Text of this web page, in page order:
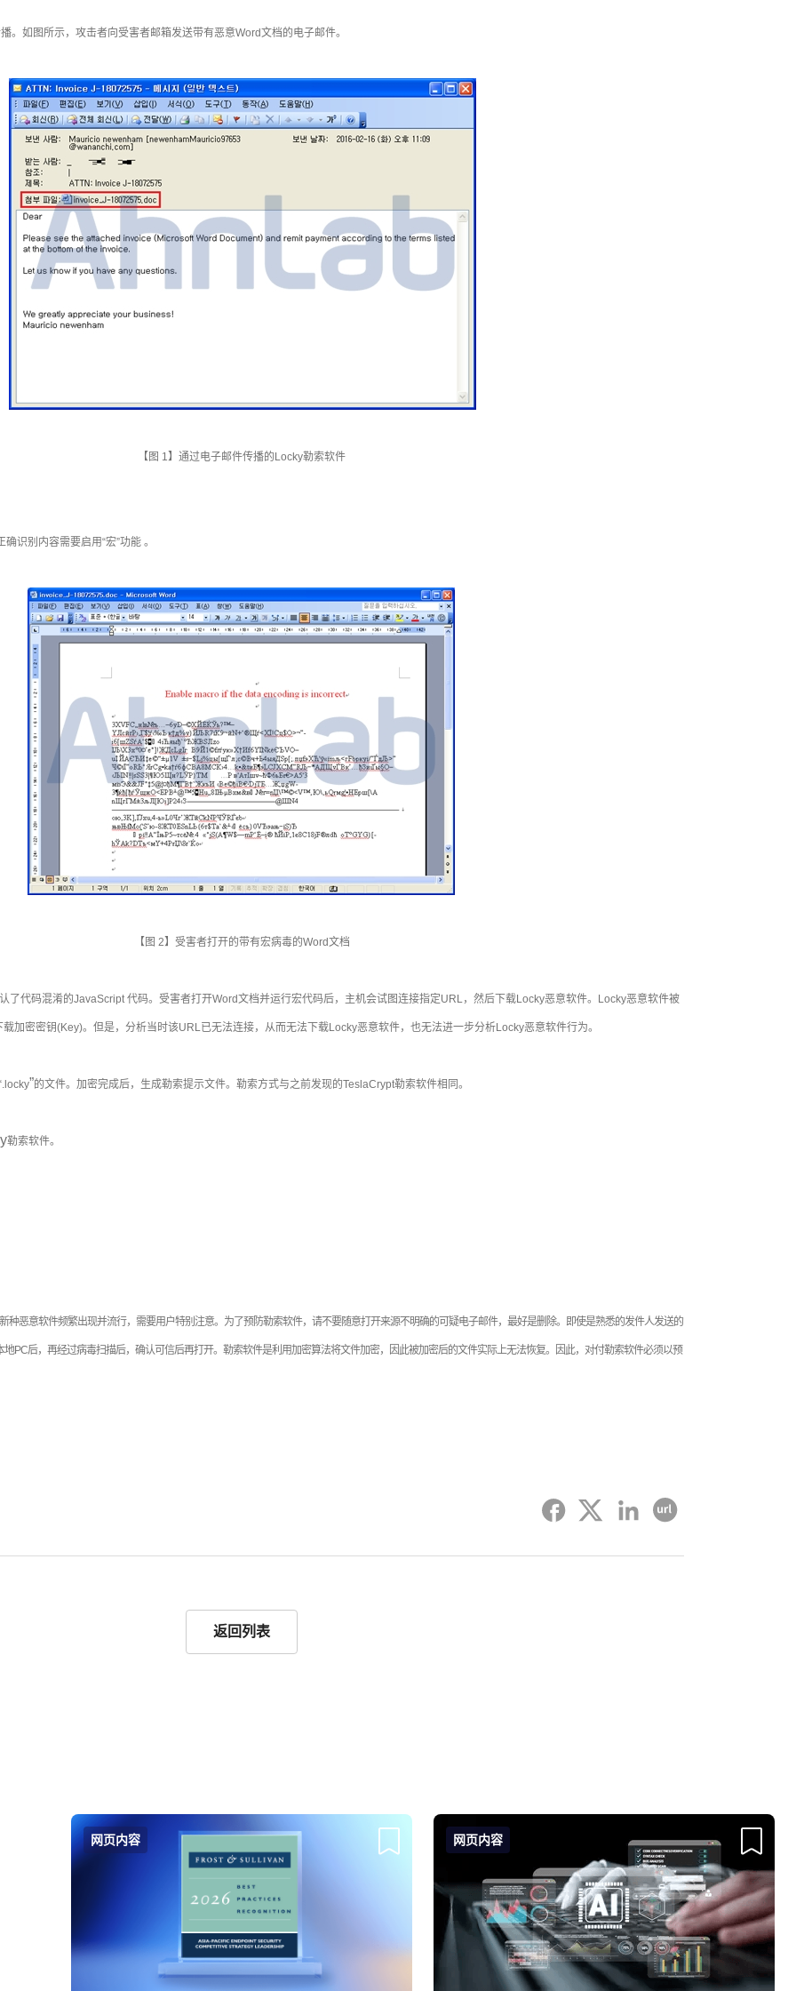
。如图所示，攻击者向受害者邮箱发送带有恶意Word文档的电子邮件。
【图 1】通过电子邮件传播的 Locky勒索软件
确识别内容需要启用“宏”功能 。
【图 2】受害者打开的带有宏病毒的Word文档
了代码混淆的JavaScript代码。受害者打开Word文档并运行宏代码后，主机会试图连接指定URL，然后下载Locky恶意软件。 Locky恶意软件被
加密密钥(Key)。但是，分析当时该URL已无法连接，从而无法下载Locky恶意软件，也无法进一步分析Locky恶意软件行为。
”的文件。加密完成后，生成勒索提示文件。勒索方式与之前发现的TeslaCrypt勒索软件相同。
勒索软件。
种恶意软件频繁出现并流行，需要用户特别注意。为了预防勒索软件，请不要随意打开来源不明确的可疑电子邮件，最好是删除。即使是熟悉的发件人发送的
地PC后，再经过病毒扫描后，确认可信后再打开。勒索软件是利用加密算法将文件加密，因此被加密后的文件实际上无法恢复。因此，对付勒索软件必须以预
페이스북 트위터 링크드인 复制URL
返回列表
网页内容
我的收藏
网页内容
我的收藏